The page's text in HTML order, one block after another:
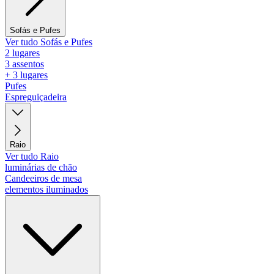
Sofás e Pufes
Ver tudo Sofás e Pufes
2 lugares
3 assentos
+ 3 lugares
Pufes
Espreguiçadeira
Raio
Ver tudo Raio
luminárias de chão
Candeeiros de mesa
elementos iluminados